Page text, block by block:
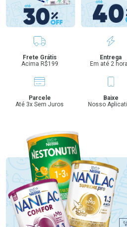
Benefícios
Frete Grátis
Acima R$199
Entrega
Em até 2
Parcele
Até 3x Sem Juros
Baixe
Nosso